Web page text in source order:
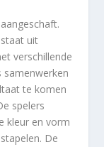
uit
verschillende
samenwerken
te komen
spelers
kleur en vorm
De